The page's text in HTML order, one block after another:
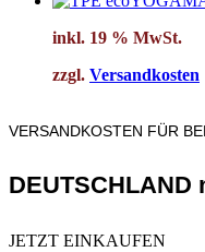
inkl. 19 % MwSt.
zzgl. Versandkosten
VERSANDKOSTEN FÜR
DEUTSCHLAND
JETZT EINKAUFEN